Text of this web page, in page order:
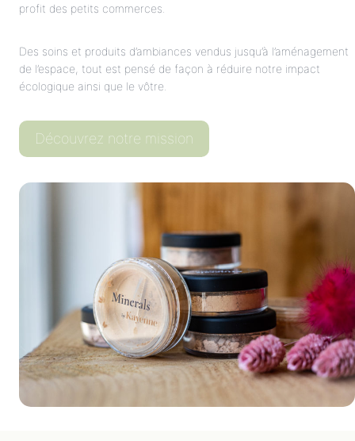
profit des petits commerces.
Des soins et produits d’ambiances vendus jusqu’à l’aménagement
de l’espace, tout est pensé de façon à réduire notre impact
écologique ainsi que le vôtre.
Découvrez notre mission